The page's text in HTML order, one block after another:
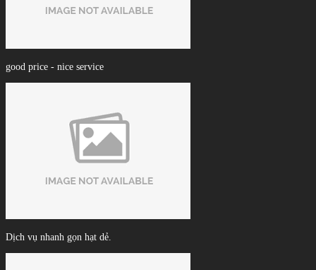
good price - nice service
Dịch vụ nhanh gọn hạt dẻ.